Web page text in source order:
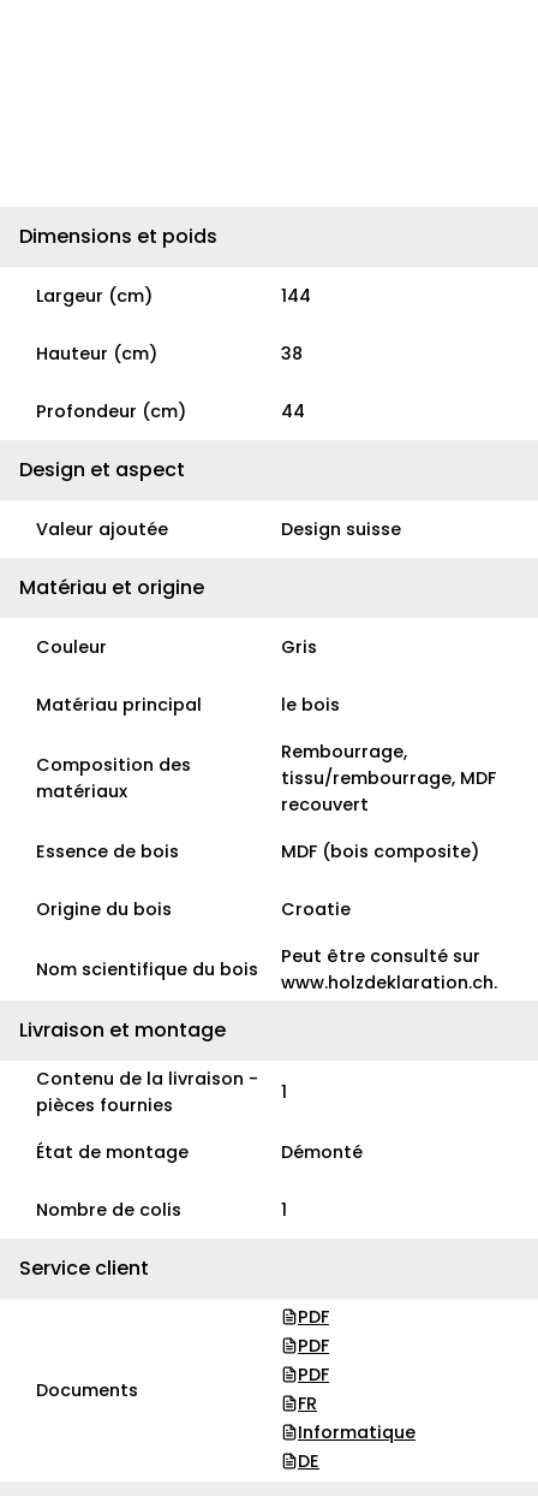
Dimensions et poids
Largeur (cm) 144
Hauteur (cm) 38
Profondeur (cm) 44
Design et aspect
Valeur ajoutée Design suisse
Matériau et origine
Couleur Gris
Matériau principal le bois
Composition des
matériaux
Rembourrage,
tissu/rembourrage, MDF
recouvert
Essence de bois
MDF (bois composite)
Origine du bois Croatie
Nom scientifique du bois
Peut être consulté sur
www.holzdeklaration.ch.
Livraison et montage
Contenu de la livraison -
pièces fournies
1
État de montage Démonté
Nombre de colis 1
Service client
Documents
PDF
PDF
PDF
FR
Informatique
DE